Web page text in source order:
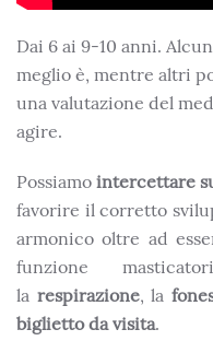
Dai 6 ai 9-10 anni.
meglio è, mentre altri
una valutazione del
agire.
Possiamo intercettare
favorire il corretto
armonico oltre ad
funzione
la respirazione, la
biglietto da visita.